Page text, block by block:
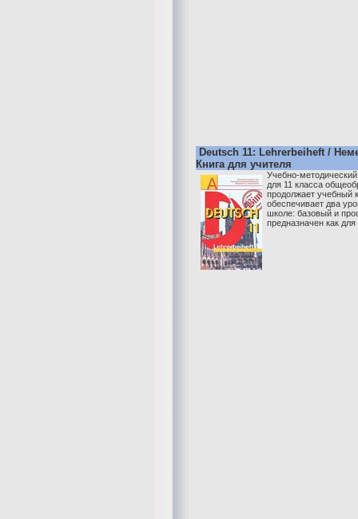
Deutsch 11: Lehrerbeiheft /
Книга для учителя
Учебно-
для 11 класса
продолжает учебный
обеспечивает два
школе: базовый и
предназначен как